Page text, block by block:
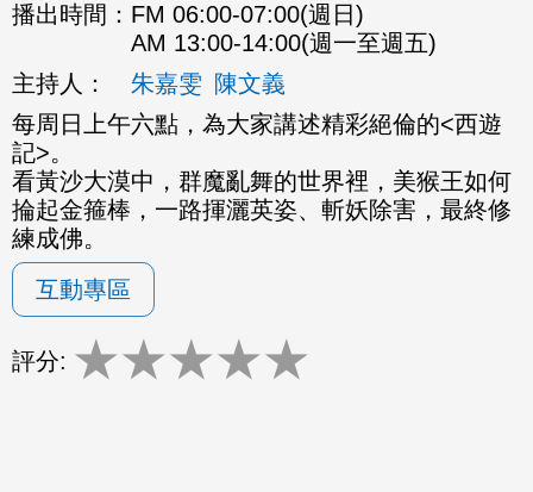
播出時間： FM 06:00-07:00(週日)
AM 13:00-14:00(週一至週五)
主持人：
朱嘉雯 陳文義
每周日上午六點，為大家講述精彩絕倫的<西遊
記>。
看黃沙大漠中，群魔亂舞的世界裡，美猴王如何
掄起金箍棒，一路揮灑英姿、斬妖除害，最終修
練成佛。
互動專區
評分: ★★★★★